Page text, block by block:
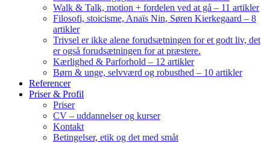
Walk & Talk, motion + fordelen ved at gå – 11 artikler
Filosofi, stoicisme, Anaïs Nin, Søren Kierkegaard – 8
artikler
Trivsel er ikke alene forudsætningen for et godt liv, det
er også forudsætningen for at præstere.
Kærlighed & Parforhold – 12 artikler
Børn & unge, selvværd og robusthed – 10 artikler
Referencer
Priser & Profil
Priser
CV – uddannelser og kurser
Kontakt
Betingelser, etik og det med småt